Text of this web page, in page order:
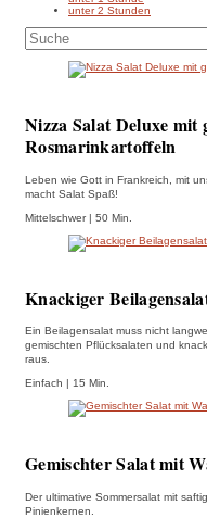
unter 2 Stunden
Nizza Salat Deluxe mit
Rosmarinkartoffeln
Leben wie Gott in Frankreich, mit
macht Salat Spaß!
Mittelschwer | 50 Min.
Knackiger
Ein Beilagensalat muss nicht
gemischten Pflücksalaten und
raus.
Einfach | 15 Min.
Gemischter Salat mit
Der ultimative Sommersalat mit
Pinienkernen.